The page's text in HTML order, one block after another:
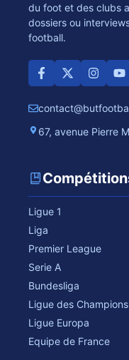
du foot et des clubs
dossiers ou
football.
67, avenue Pierre
Ligue 1
Liga
Premier League
Serie A
Bundesliga
Ligue des Champions
Ligue Europa
Equipe de France